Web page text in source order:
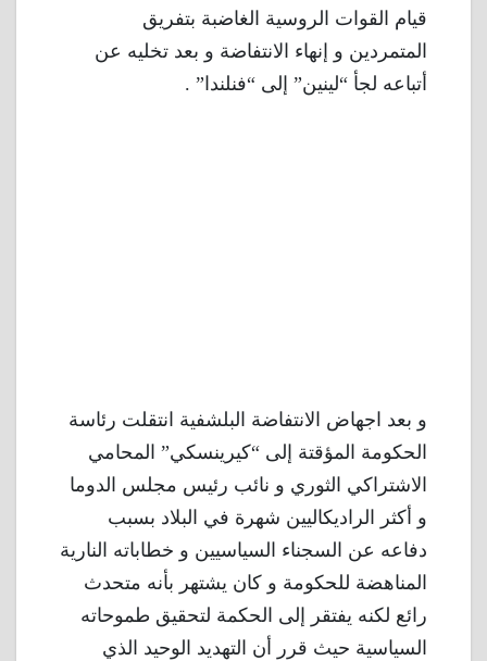
قيام القوات الروسية الغاضبة بتفريق
المتمردين و إنهاء الانتفاضة و بعد تخليه عن
أتباعه لجأ “لينين” إلى “فنلندا” .
و بعد اجهاض الانتفاضة البلشفية انتقلت رئاسة
الحكومة المؤقتة إلى “كيرينسكي” المحامي
الاشتراكي الثوري و نائب رئيس مجلس الدوما
و أكثر الراديكاليين شهرة في البلاد بسبب
دفاعه عن السجناء السياسيين و خطاباته النارية
المناهضة للحكومة و كان يشتهر بأنه متحدث
رائع لكنه يفتقر إلى الحكمة لتحقيق طموحاته
السياسية حيث قرر أن التهديد الوحيد الذي